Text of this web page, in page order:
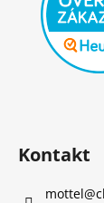
Kontakt
mottel@